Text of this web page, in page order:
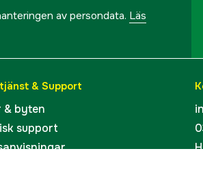
av persondata. Läs
& Support
& byten
support